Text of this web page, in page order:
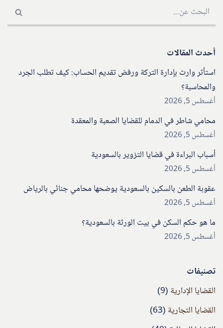
أحدث المقالات
استأثر وارث بإدارة التركة ورفض تقديم الحساب: كيف تطلب الجرد
والمحاسبة؟
أغسطس 5, 2026
محامي شاطر في الدمام للقضايا الصعبة والمعقدة
أغسطس 5, 2026
أسباب البراءة في قضايا التزوير بالسعودية
أغسطس 5, 2026
عقوبة الطعن بالسكين بالسعودية يوضحها محامي جنائي بالرياض
أغسطس 5, 2026
ما هو حكم السكن في بيت الورثة بالسعودية؟
أغسطس 5, 2026
تصنيفات
القضايا الإدارية (9)
القضايا التجارية (63)